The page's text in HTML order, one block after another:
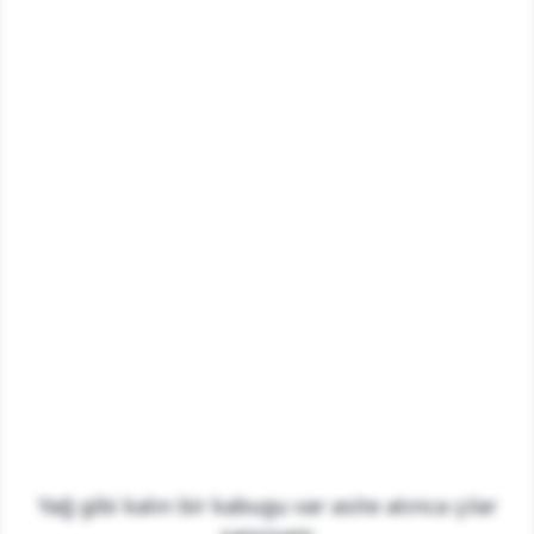
Yağ gibi kalın bir kabugu var asite atınca çılar